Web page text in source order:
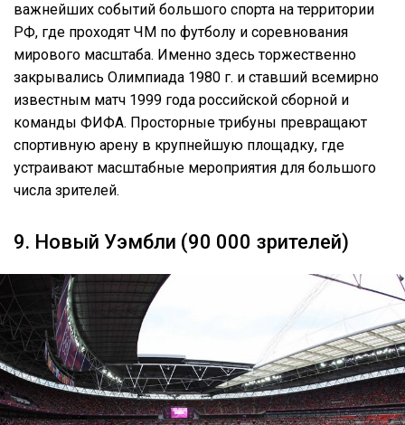
важнейших событий большого спорта на территории
РФ, где проходят ЧМ по футболу и соревнования
мирового масштаба. Именно здесь торжественно
закрывались Олимпиада 1980 г. и ставший всемирно
известным матч 1999 года российской сборной и
команды ФИФА. Просторные трибуны превращают
спортивную арену в крупнейшую площадку, где
устраивают масштабные мероприятия для большого
числа зрителей.
9. Новый Уэмбли (90 000 зрителей)